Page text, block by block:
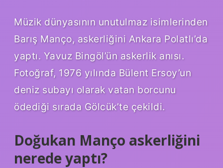
Müzik dünyasının unutulmaz isimlerinden
Barış Manço, askerliğini Ankara Polatlı’da
yaptı. Yavuz Bingöl’ün askerlik anısı.
Fotoğraf, 1976 yılında Bülent Ersoy’un
deniz subayı olarak vatan borcunu
ödediği sırada Gölcük’te çekildi.
Doğukan Manço askerliğini
nerede yaptı?